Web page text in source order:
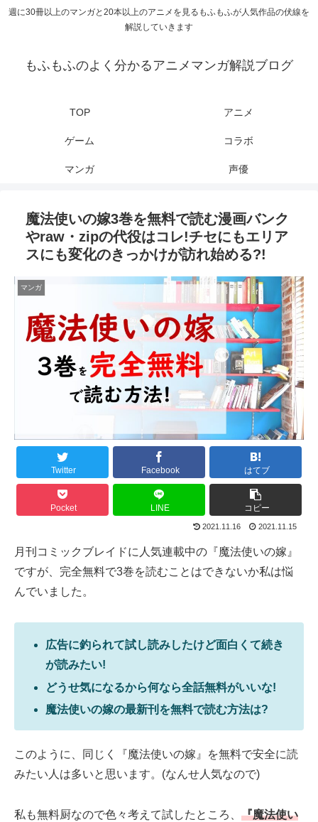
週に30冊以上のマンガと20本以上のアニメを見るもふもふが人気作品の伏線を
解説していきます
もふもふのよく分かるアニメマンガ解説ブログ
TOP アニメ
ゲーム コラボ
マンガ 声優
魔法使いの嫁3巻を無料で読む漫画バンク
やraw・zipの代役はコレ!チセにもエリア
スにも変化のきっかけが訪れ始める?!
マンガ
Twitter Facebook はてブ
Pocket LINE コピー
2021.11.16 2021.11.15
月刊コミックブレイドに人気連載中の『魔法使いの嫁』
ですが、完全無料で3巻を読むことはできないか私は悩
んでいました。
広告に釣られて試し読みしたけど面白くて続き
が読みたい!
どうせ気になるから何なら全話無料がいいな!
魔法使いの嫁の最新刊を無料で読む方法は?
このように、同じく『魔法使いの嫁』を無料で安全に読
みたい人は多いと思います。(なんせ人気なので)
私も無料厨なので色々考えて試したところ、 『魔法使い